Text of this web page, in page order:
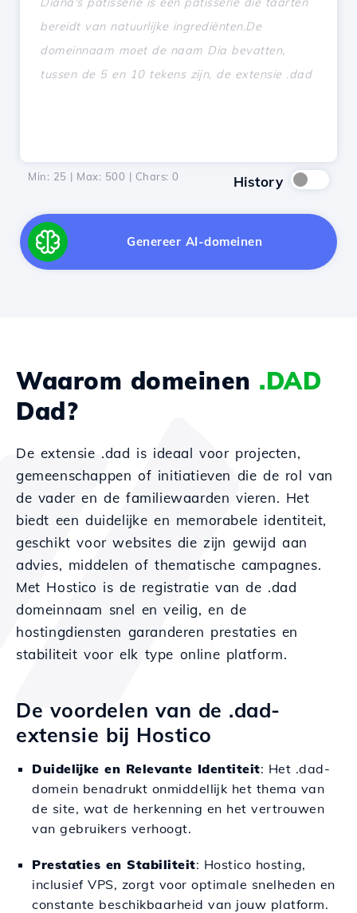
Min: 25 | Max: 500 | Chars: 0 History
Genereer AI-domeinen
Waarom domeinen .DAD
Dad?
De extensie .dad is ideaal voor projecten,
gemeenschappen of initiatieven die de rol van
de vader en de familiewaarden vieren. Het
biedt een duidelijke en memorabele identiteit,
geschikt voor websites die zijn gewijd aan
advies, middelen of thematische campagnes.
Met Hostico is de registratie van de .dad
domeinnaam snel en veilig, en de
hostingdiensten garanderen prestaties en
stabiliteit voor elk type online platform.
De voordelen van de .dad-
extensie bij Hostico
Duidelijke en Relevante Identiteit: Het .dad-
domein benadrukt onmiddellijk het thema van
de site, wat de herkenning en het vertrouwen
van gebruikers verhoogt.
Prestaties en Stabiliteit: Hostico hosting,
inclusief VPS, zorgt voor optimale snelheden en
constante beschikbaarheid van jouw platform.